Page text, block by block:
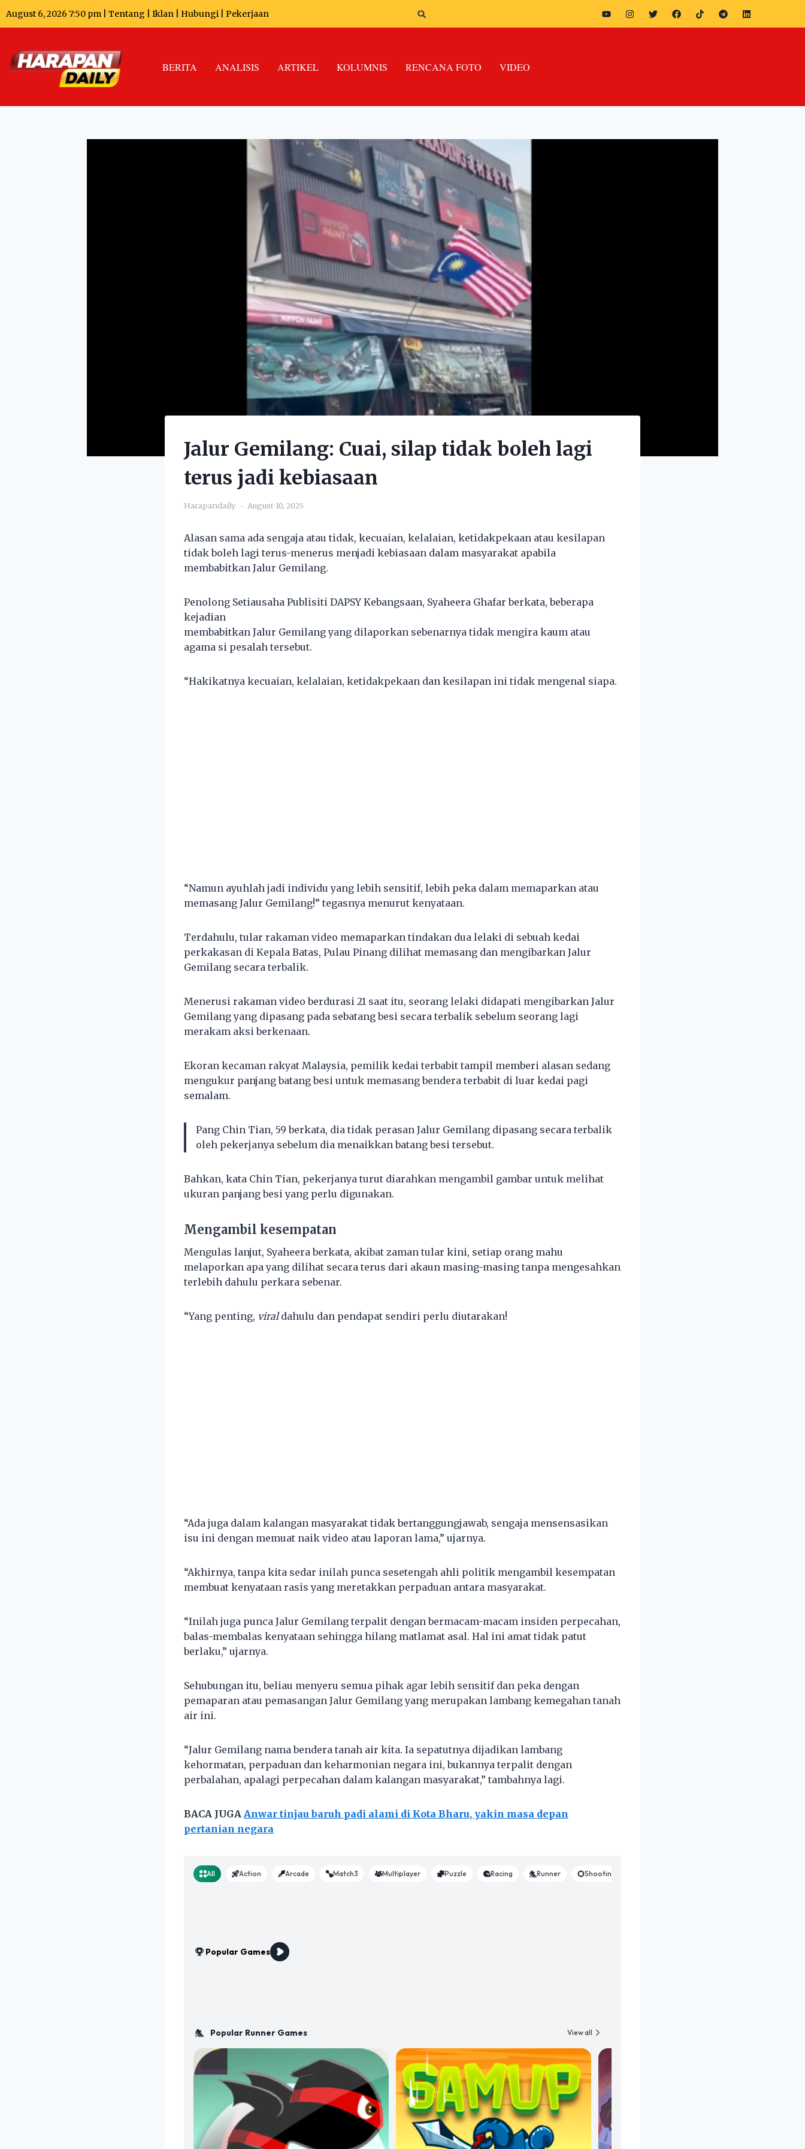
August 6, 2026 7:50 pm | Tentang Iklan Hubungi Pekerjaan
BERITA ANALISIS ARTIKEL KOLUMNIS RENCANA FOTO VIDEO
Jalur Gemilang: Cuai, silap tidak boleh lagi
terus jadi kebiasaan
Harapandaily August 10, 2025
Alasan sama ada sengaja atau tidak, kecuaian, kelalaian, ketidakpekaan atau kesilapan
tidak boleh lagi terus-menerus menjadi kebiasaan dalam masyarakat apabila
membabitkan Jalur Gemilang.
Penolong Setiausaha Publisiti DAPSY Kebangsaan, Syaheera Ghafar berkata, beberapa
kejadian
membabitkan Jalur Gemilang yang dilaporkan sebenarnya tidak mengira kaum atau
agama si pesalah tersebut.
“Hakikatnya kecuaian, kelalaian, ketidakpekaan dan kesilapan ini tidak mengenal siapa.
“Namun ayuhlah jadi individu yang lebih sensitif, lebih peka dalam memaparkan atau
memasang Jalur Gemilang!” tegasnya menurut kenyataan.
Terdahulu, tular rakaman video memaparkan tindakan dua lelaki di sebuah kedai
perkakasan di Kepala Batas, Pulau Pinang dilihat memasang dan mengibarkan Jalur
Gemilang secara terbalik.
Menerusi rakaman video berdurasi 21 saat itu, seorang lelaki didapati mengibarkan Jalur
Gemilang yang dipasang pada sebatang besi secara terbalik sebelum seorang lagi
merakam aksi berkenaan.
Ekoran kecaman rakyat Malaysia, pemilik kedai terbabit tampil memberi alasan sedang
mengukur panjang batang besi untuk memasang bendera terbabit di luar kedai pagi
semalam.
Pang Chin Tian, 59 berkata, dia tidak perasan Jalur Gemilang dipasang secara terbalik
oleh pekerjanya sebelum dia menaikkan batang besi tersebut.
Bahkan, kata Chin Tian, pekerjanya turut diarahkan mengambil gambar untuk melihat
ukuran panjang besi yang perlu digunakan.
Mengambil kesempatan
Mengulas lanjut, Syaheera berkata, akibat zaman tular kini, setiap orang mahu
melaporkan apa yang dilihat secara terus dari akaun masing-masing tanpa mengesahkan
terlebih dahulu perkara sebenar.
“Yang penting, viraldahulu dan pendapat sendiri perlu diutarakan!
“Ada juga dalam kalangan masyarakat tidak bertanggungjawab, sengaja mensensasikan
isu ini dengan memuat naik video atau laporan lama,” ujarnya.
“Akhirnya, tanpa kita sedar inilah punca sesetengah ahli politik mengambil kesempatan
membuat kenyataan rasis yang meretakkan perpaduan antara masyarakat.
“Inilah juga punca Jalur Gemilang terpalit dengan bermacam-macam insiden perpecahan,
balas-membalas kenyataan sehingga hilang matlamat asal. Hal ini amat tidak patut
berlaku,” ujarnya.
Sehubungan itu, beliau menyeru semua pihak agar lebih sensitif dan peka dengan
pemaparan atau pemasangan Jalur Gemilang yang merupakan lambang kemegahan tanah
air ini.
“Jalur Gemilang nama bendera tanah air kita. Ia sepatutnya dijadikan lambang
kehormatan, perpaduan dan keharmonian negara ini, bukannya terpalit dengan
perbalahan, apalagi perpecahan dalam kalangan masyarakat,” tambahnya lagi.
BACA JUGA Anwar tinjau baruh padi alami di Kota Bharu, yakin masa depan
pertanian negara